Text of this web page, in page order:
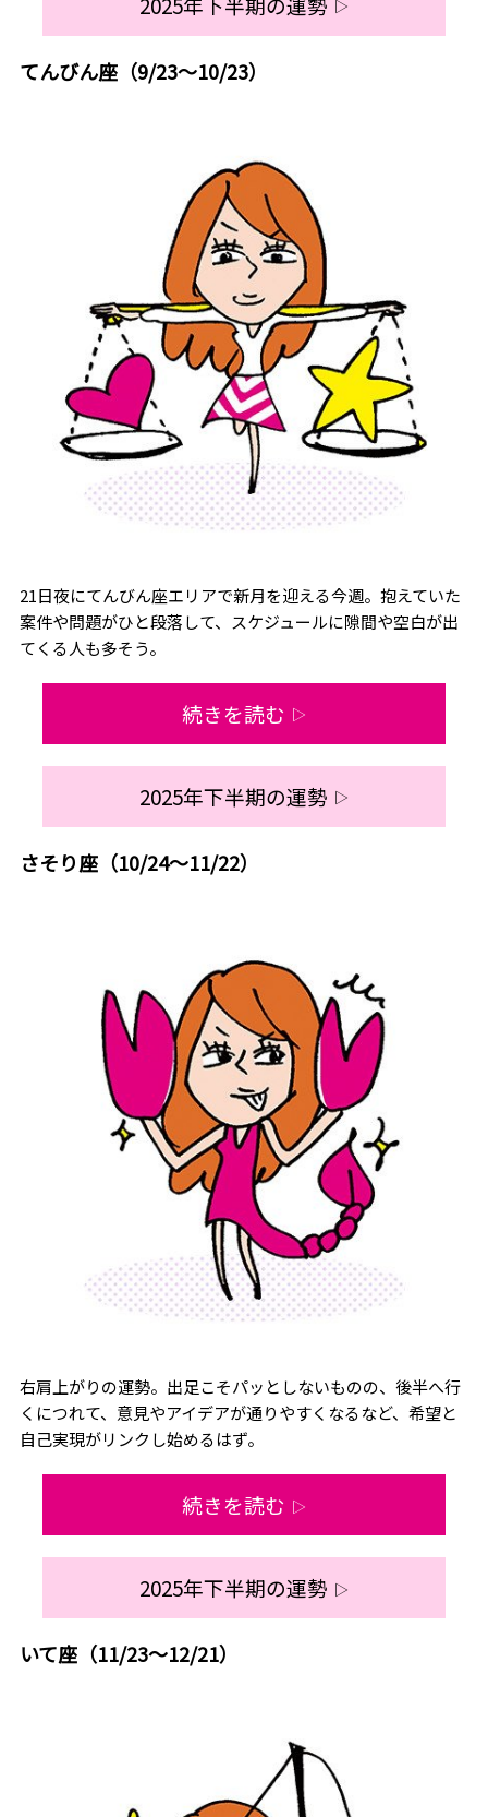
▷
てんびん座（9/23～10/23）
21日夜にてんびん座エリアで新月を迎える今週。抱えていた
案件や問題がひと段落して、スケジュールに隙間や空白が出
てくる人も多そう。
続きを読む ▷
2025年下半期の運勢 ▷
さそり座（10/24～11/22）
右肩上がりの運勢。出足こそパッとしないものの、後半へ行
くにつれて、意見やアイデアが通りやすくなるなど、希望と
自己実現がリンクし始めるはず。
続きを読む ▷
2025年下半期の運勢 ▷
いて座（11/23～12/21）